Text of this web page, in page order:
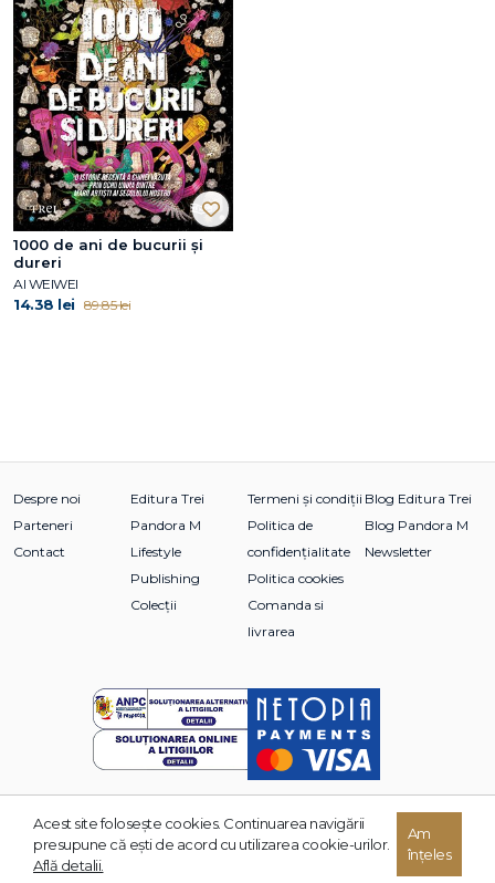
1000 de ani de bucurii și
dureri
AI WEIWEI
14.38 lei 89.85 lei
Despre noi
Parteneri
Contact
Editura Trei
Pandora M
Lifestyle
Publishing
Colecții
Termeni și condiții
Politica de
confidențialitate
Politica cookies
Comanda si
livrarea
Blog Editura Trei
Blog Pandora M
Newsletter
© 2026 Grupul Editorial TREI. Toate drepturile rezervate.
Acest site foloseşte cookies. Continuarea navigării
presupune că eşti de acord cu utilizarea cookie-urilor.
Află detalii.
Am
înțeles